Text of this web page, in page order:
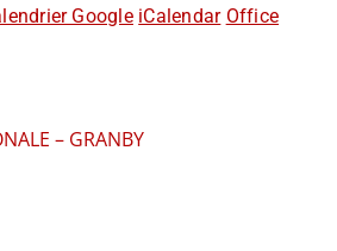
Google iCalendar Office
– GRANBY